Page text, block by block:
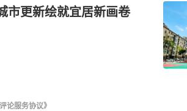
市更新绘就宜居新画卷
论服务协议》